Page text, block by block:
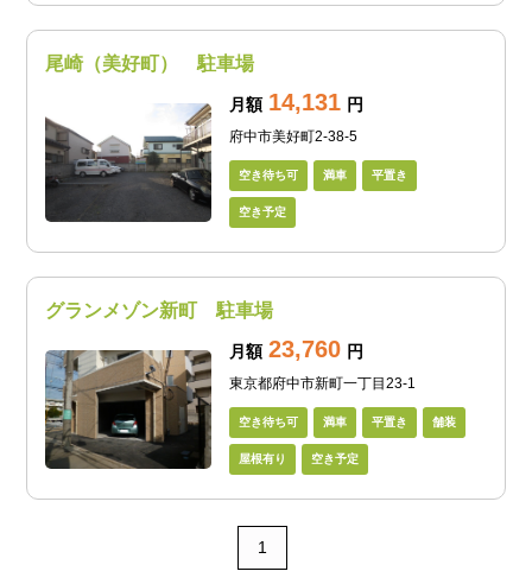
尾崎（美好町） 駐車場
月額 14,131 円
府中市美好町2-38-5
空き待ち可 満車 平置き
空き予定
グランメゾン新町 駐車場
月額 23,760 円
東京都府中市新町一丁目23-1
空き待ち可 満車 平置き 舗装
屋根有り 空き予定
1